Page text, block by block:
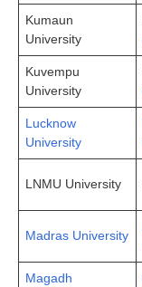
Kumaun
University
Kuvempu
University
Lucknow
University
LNMU University
Madras University
Magadh